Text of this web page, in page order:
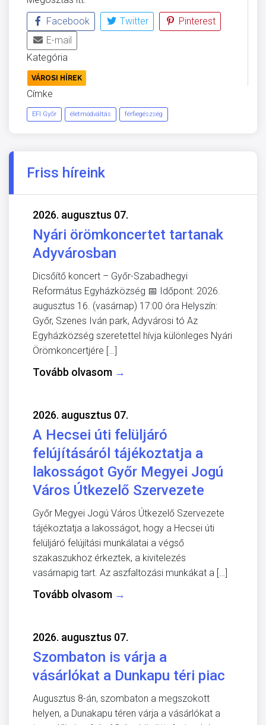
Facebook
Twitter
Pinterest
E-mail
Kategória
VÁROSI HÍREK
Címke
EFI Győr életmódváltás férfiegészség
Friss híreink
2026. augusztus 07.
Nyári örömkoncertet tartanak
Adyvárosban
Dicsőítő koncert – Győr-Szabadhegyi
Református Egyházközség 📅 Időpont: 2026.
augusztus 16. (vasárnap) 17:00 óra Helyszín:
Győr, Szenes Iván park, Adyvárosi tó Az
Egyházközség szeretettel hívja különleges Nyári
Örömkoncertjére […]
Tovább olvasom →
2026. augusztus 07.
A Hecsei úti felüljáró
felújításáról tájékoztatja a
lakosságot Győr Megyei Jogú
Város Útkezelő Szervezete
Győr Megyei Jogú Város Útkezelő Szervezete
tájékoztatja a lakosságot, hogy a Hecsei úti
felüljáró felújítási munkálatai a végső
szakaszukhoz érkeztek, a kivitelezés
vasárnapig tart. Az aszfaltozási munkákat a […]
Tovább olvasom →
2026. augusztus 07.
Szombaton is várja a
vásárlókat a Dunkapu téri piac
Augusztus 8-án, szombaton a megszokott
helyen, a Dunakapu téren várja a vásárlókat a